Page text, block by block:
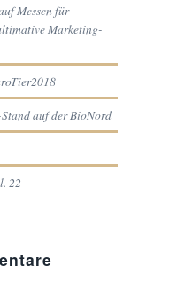
Messen für
Marketing-
auf der BioNord
22